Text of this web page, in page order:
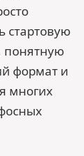
стартовую
понятную
формат и
многих